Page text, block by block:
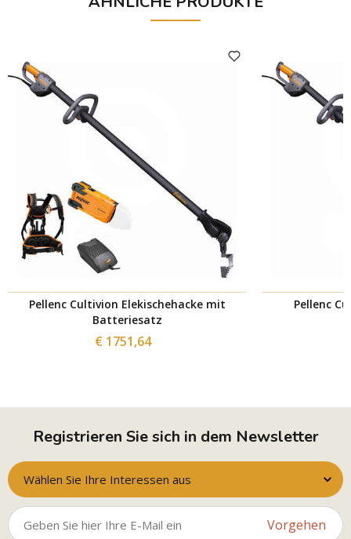
Pellenc Cultivion Elekischehacke mit
Batteriesatz
€ 1751,64
Pellenc
Registrieren Sie sich in dem Newsletter
Wählen Sie Ihre Interessen aus
Vorgehen